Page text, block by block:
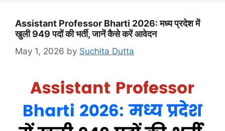
Assistant Professor Bharti 2026: मध्य प्रदेश में
खुली 949 पदों की भर्ती, जानें कैसे करें आवेदन
May 1, 2026 by Suchita Dutta